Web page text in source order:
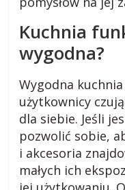
e
s
k
Kuchnia
wygodna?
Wygodna
użytkownicy
dla siebie. Jeśli
pozwolić sobie,
i akcesoria
małych ich